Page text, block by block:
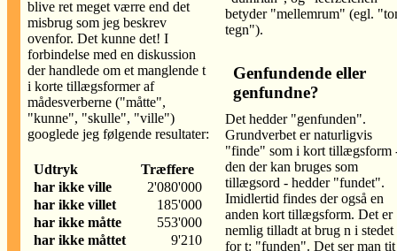
blive ret meget værre end det
misbrug som jeg beskrev
ovenfor. Det kunne det! I
forbindelse med en diskussion
der handlede om et manglende t
i korte tillægsformer af
mådesverberne ("måtte",
"kunne", "skulle", "ville")
googlede jeg følgende resultater:
Udtryk
Træffere
har ikke ville
2'080'000
har ikke villet
185'000
har ikke måtte
553'000
har ikke måttet
9'210
betyder "mellemrum" (egl.
tegn").
Genfundende eller
genfundne?
Det hedder "genfunden".
Grundverbet er naturligvis
"finde" som i kort tillægsform
den der kan bruges som
tillægsord - hedder "fundet".
Imidlertid findes der også en
anden kort tillægsform. Det er
nemlig tilladt at brug n i stedet
for t: "funden". Det ser man